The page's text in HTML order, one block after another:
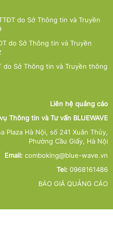
do Sở Thông tin và Truyền
do Sở Thông tin và Truyền
do Sở Thông tin và Truyền thông
Liên hệ quảng cáo
Thông tin và Tư vấn BLUEWAVE
Plaza Hà Nội, số 241 Xuân Thủy,
Phường Cầu Giấy, Hà Nội
Email: comboking@blue-wave.vn
Tel: 0968161486
BÁO GIÁ QUẢNG CÁO